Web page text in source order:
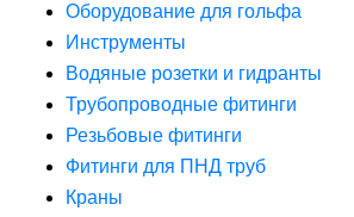
Оборудование для гольфа
Инструменты
Водяные розетки и гидранты
Трубопроводные фитинги
Резьбовые фитинги
Фитинги для ПНД труб
Краны